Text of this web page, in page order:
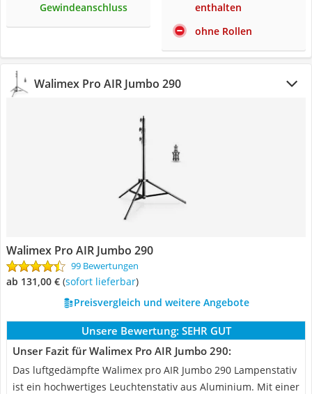
Gewindeanschluss
enthalten
ohne Rollen
Walimex Pro AIR Jumbo 290
Walimex Pro AIR Jumbo 290
99 Bewertungen
ab 131,00 € ( Sofort lieferbar)
Preisvergleich und weitere Angebote
Unsere Bewertung: SEHR GUT
Unser Fazit für Walimex Pro AIR Jumbo 290:
Das luftgedämpfte Walimex pro AIR Jumbo 290 Lampenstativ
ist ein hochwertiges Leuchtenstativ aus Aluminium. Mit einer